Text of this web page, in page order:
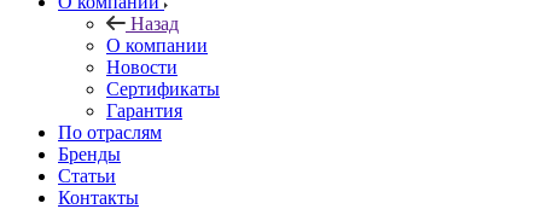
Назад
О компании
Новости
Сертификаты
Гарантия
По отраслям
Бренды
Статьи
Контакты